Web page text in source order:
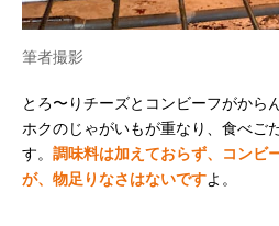
筆者撮影
とろ〜りチーズとコンビーフがから
ホクのじゃがいもが重なり、食べご
す。 調味料は加えておらず、コンビ
が、物足りなさはないですよ。